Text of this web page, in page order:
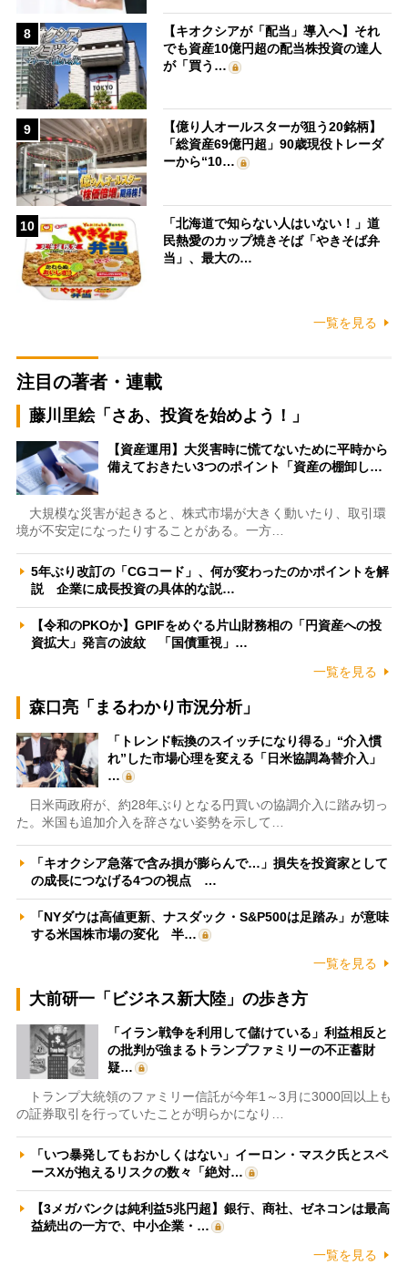
8
【キオクシアが「配当」導入へ】それ
でも資産10億円超の配当株投資の達人
が「買う…
9
【億り人オールスターが狙う20銘柄】
「総資産69億円超」90歳現役トレーダ
ーから“10…
10
「北海道で知らない人はいない！」道
民熱愛のカップ焼きそば「やきそば弁
当」、最大の…
一覧を見る
注目の著者・連載
藤川里絵「さあ、投資を始めよう！」
【資産運用】大災害時に慌てないために平時から
備えておきたい3つのポイント「資産の棚卸し…
大規模な災害が起きると、株式市場が大きく動いたり、取引環
境が不安定になったりすることがある。一方…
5年ぶり改訂の「CGコード」、何が変わったのかポイントを解
説 企業に成長投資の具体的な説…
【令和のPKOか】GPIFをめぐる片山財務相の「円資産への投
資拡大」発言の波紋 「国債重視」…
一覧を見る
森口亮「まるわかり市況分析」
「トレンド転換のスイッチになり得る」“介入慣
れ”した市場心理を変える「日米協調為替介入」
…
日米両政府が、約28年ぶりとなる円買いの協調介入に踏み切っ
た。米国も追加介入を辞さない姿勢を示して…
「キオクシア急落で含み損が膨らんで…」損失を投資家として
の成長につなげる4つの視点 …
「NYダウは高値更新、ナスダック・S&P500は足踏み」が意味
する米国株市場の変化 半…
一覧を見る
大前研一「ビジネス新大陸」の歩き方
「イラン戦争を利用して儲けている」利益相反と
の批判が強まるトランプファミリーの不正蓄財
疑…
トランプ大統領のファミリー信託が今年1～3月に3000回以上も
の証券取引を行っていたことが明らかになり…
「いつ暴発してもおかしくはない」イーロン・マスク氏とスペ
ースXが抱えるリスクの数々「絶対…
【3メガバンクは純利益5兆円超】銀行、商社、ゼネコンは最高
益続出の一方で、中小企業・…
一覧を見る